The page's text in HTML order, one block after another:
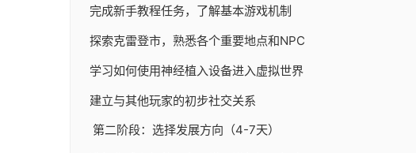
完成新手教程任务，了解基本游戏机制
探索克雷登市，熟悉各个重要地点和NPC
学习如何使用神经植入设备进入虚拟世界
建立与其他玩家的初步社交关系
第二阶段：选择发展方向（4-7天）